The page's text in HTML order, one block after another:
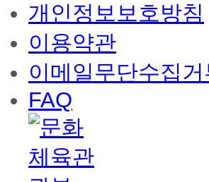
개인정보보호방침
이용약관
이메일무단수집거
FAQ